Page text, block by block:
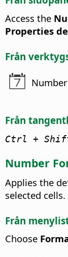
Access the
Properties
Från
Från
Ctrl +
Number
Applies the
selected cells.
Från
Choose